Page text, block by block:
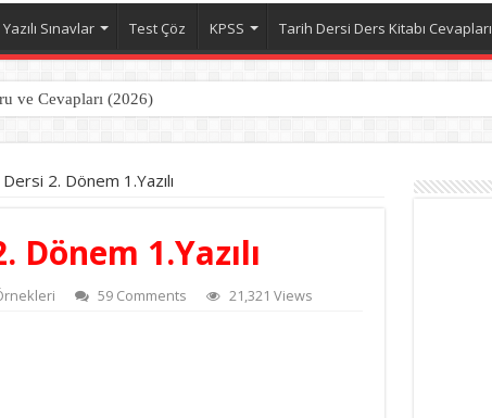
Yazılı Sınavlar Test Çöz KPSS Tarih Dersi Ders Kitabı Cevapları
ve Cevapları (2026)
Dersi 2. Dönem 1.Yazılı
Dönem 1.Yazılı
59 Comments 21,321 Views